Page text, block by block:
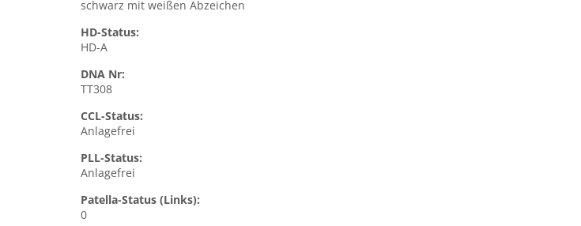
schwarz mit weißen Abzeichen
HD-Status:
HD-A
DNA Nr:
TT308
CCL-Status:
Anlagefrei
PLL-Status:
Anlagefrei
Patella-Status (Links):
0